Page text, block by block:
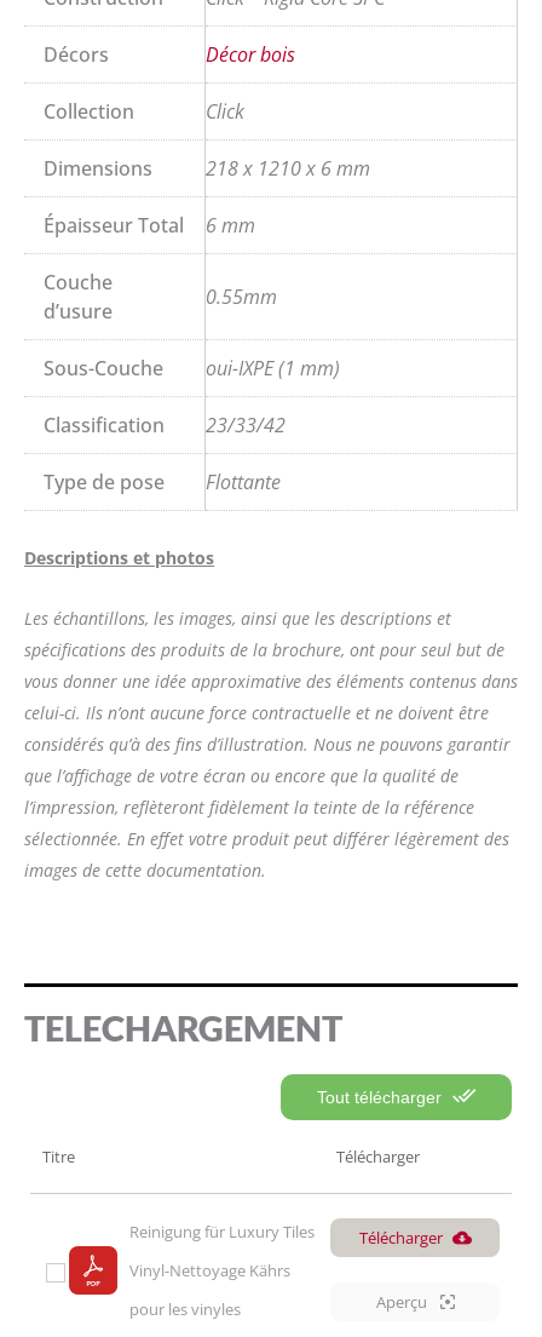
Décors Décor bois
Collection Click
Dimensions 218 x 1210 x 6 mm
Épaisseur Total 6 mm
Couche
d’usure
0.55mm
Sous-Couche oui-IXPE (1 mm)
Classification 23/33/42
Type de pose Flottante
Descriptions et photos
Les échantillons, les images, ainsi que les descriptions et
spécifications des produits de la brochure, ont pour seul but de
vous donner une idée approximative des éléments contenus dans
celui-ci. Ils n’ont aucune force contractuelle et ne doivent être
considérés qu’à des fins d’illustration. Nous ne pouvons garantir
que l’affichage de votre écran ou encore que la qualité de
l’impression, reflèteront fidèlement la teinte de la référence
sélectionnée. En effet votre produit peut différer légèrement des
images de cette documentation.
TELECHARGEMENT
Tout télécharger
Titre Télécharger
Reinigung für Luxury Tiles
Vinyl-Nettoyage Kährs
pour les vinyles
Télécharger
Aperçu